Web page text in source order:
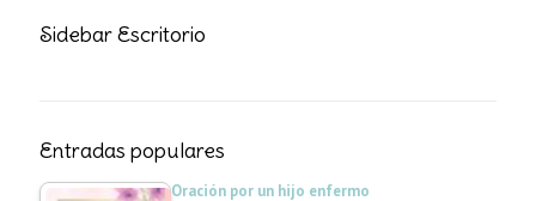
Sidebar Escritorio
Entradas populares
Oración por un hijo enfermo